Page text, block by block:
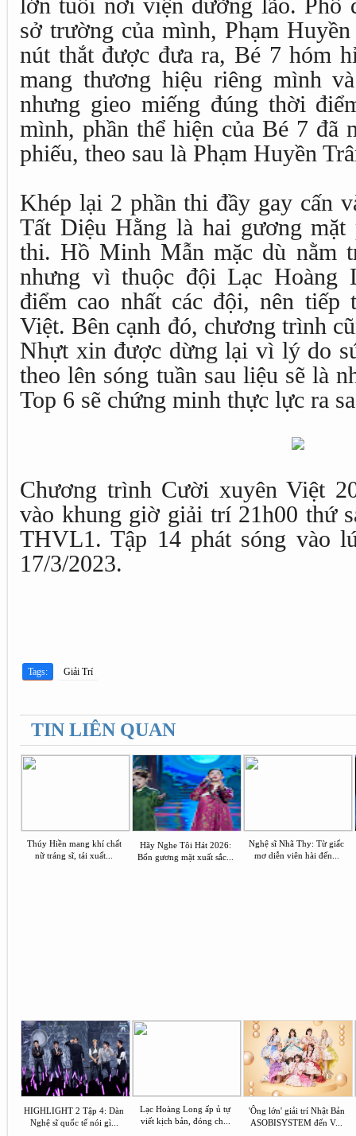
lớn tuổi nơi viện dưỡng lão. Phô
sở trường của mình, Phạm
nút thắt được đưa ra, Bé 7 hóm
mang thương hiệu riêng mình
nhưng gieo miếng đúng thời
mình, phần thể hiện của Bé 7 đã
phiếu, theo sau là Phạm Huyền
Khép lại 2 phần thi đầy gay cấn
Tất Diệu Hằng là hai gương
thi. Hồ Minh Mẫn mặc dù nằm
nhưng vì thuộc đội Lạc Hoàng
điểm cao nhất các đội, nên
Việt. Bên cạnh đó, chương trình
Nhựt xin được dừng lại vì lý do
theo lên sóng tuần sau liệu sẽ là
Top 6 sẽ chứng minh thực lực ra
Chương trình Cười xuyên Việt
vào khung giờ giải trí 21h00 thứ
THVL1. Tập 14 phát sóng vào
17/3/2023.
Tags: Giải Trí
TIN LIÊN QUAN
Thúy Hiền mang khí chất
nữ tráng sĩ, tái xuất...
Hãy Nghe Tôi Hát 2026:
Bốn gương mặt xuất sắc...
Nghệ sĩ Nhã Thy: Từ giấc
mơ diễn viên hài đến...
HIGHLIGHT 2 Tập 4: Dàn
Nghệ sĩ quốc tế nói gì...
Lạc Hoàng Long ấp ủ tự
viết kịch bản, đóng ch...
'Ông lớn' giải trí Nhật Bản
ASOBISYSTEM đến V...